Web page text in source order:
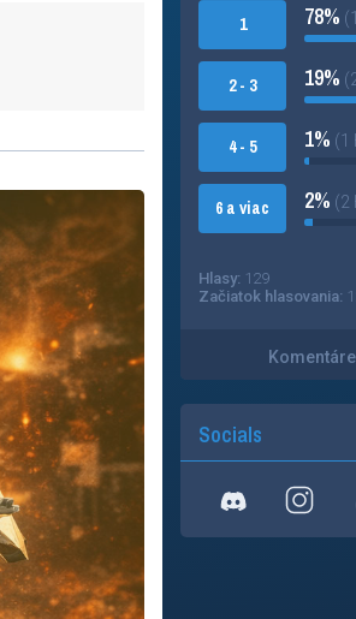
1
2 - 3
4 - 5
6 a viac
78%
19%
1% (1
2% (2
Hlasy: 129
Začiatok hlasovania:
Socials